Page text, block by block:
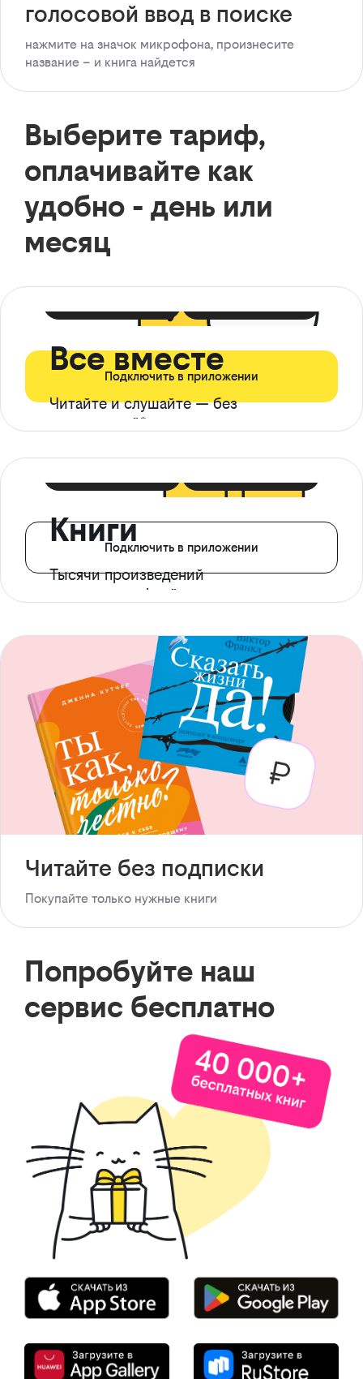
голосовой ввод в поиске
нажмите на значок микрофона, произнесите
название – и книга найдется
Выберите тариф,
оплачивайте как
удобно - день или
месяц
Все вместе
Читайте и слушайте — без
ограничений*
Подключить в приложении
Книги
Тысячи произведений
с доступом офлайн
Подключить в приложении
Читайте без подписки
Покупайте только нужные книги
Попробуйте наш
сервис бесплатно